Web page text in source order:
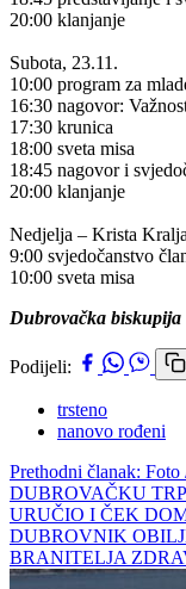
20:00 klanjanje
Subota, 23.11.
10:00 program za
16:30 nagovor:
17:30 krunica
18:00 sveta misa
18:45 nagovor i
20:00 klanjanje
Nedjelja – Krista
9:00 svjedočanstvo
10:00 sveta misa
Dubrovačka biskupija
Podijeli:
trsteno
nanovo rođeni
Prethodni članak:
DUBROVAČKU
URUČIO I ČEK
DUBROVNIK
BRANITELJA